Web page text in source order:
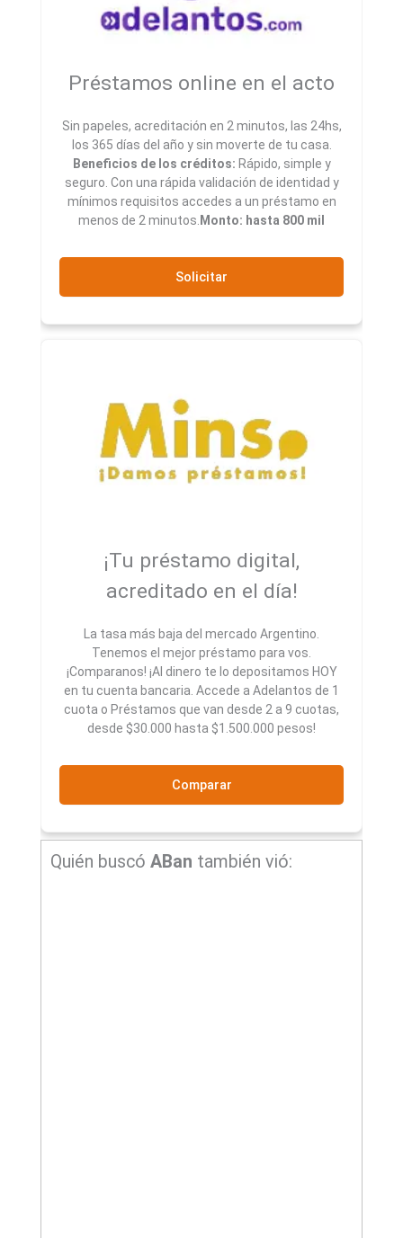
Préstamos online en el acto
Sin papeles, acreditación en 2 minutos, las 24hs,
los 365 días del año y sin moverte de tu casa.
Beneficios de los créditos: Rápido, simple y
seguro. Con una rápida validación de identidad y
mínimos requisitos accedes a un préstamo en
menos de 2 minutos. Monto: hasta 800 mil
Solicitar
¡Tu préstamo digital,
acreditado en el día!
La tasa más baja del mercado Argentino.
Tenemos el mejor préstamo para vos.
¡Comparanos! ¡Al dinero te lo depositamos HOY
en tu cuenta bancaria. Accede a Adelantos de 1
cuota o Préstamos que van desde 2 a 9 cuotas,
desde $30.000 hasta $1.500.000 pesos!
Comparar
Quién buscóABan también vió: